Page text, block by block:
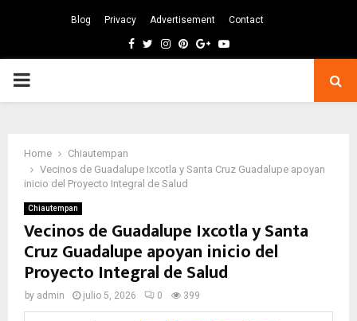
Blog Privacy Advertisement Contact
Facebook
TwitterInstagram
Pinterest
GoogleYoutube
PRIMARY
Home
Chiautempan
Vecinos de Guadalupe Ixcotla y Santa Cruz Guadalupe apoyan
inicio del Proyecto Integral de Salud
Chiautempan
Vecinos de Guadalupe Ixcotla y Santa
Cruz Guadalupe apoyan inicio del
Proyecto Integral de Salud
by admin julio 5, 2026 0 399